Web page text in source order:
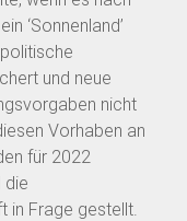
‘Sonnenland’
und neue
nicht
Vorhaben an
für 2022
die
in Frage gestellt.